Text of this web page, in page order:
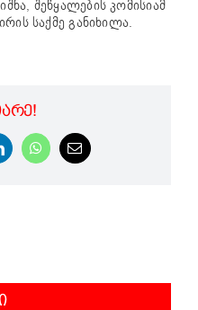
შეწყალების კომისიამ
საქმე განიხილა.
WhatsApp
Email